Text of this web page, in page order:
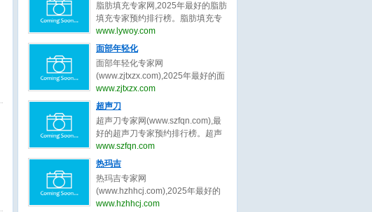
巍,王明利等关于隆胸的专家和信
息。预约咨询微信：
bianmei0528。隆胸是指通过医学
或非医学手段增大乳房体积、改善
胸部形态的外科整形技术，隆胸旨
在塑造更符合审美标准的身体曲线
并提升女性自信‌。隆胸的‌医学范
畴‌：隆胸属于医美手术，隆胸主要
针对乳房发育不良、扁平或松弛下
垂等问题，通过植入假体或移植自
体组织实现胸部形态优化‌。‌隆胸目
的‌：隆胸可以改善身体比例，增强
女性特征，满足心理及社交需
求‌。
脂肪填充专家网,2025年最好的脂肪
填充专家预约排行榜。脂肪填充专
家网，提供,曹孟君,汪新伟,刘李娜,
刘冲,李建锐,程辰,王志强,王东,鲁峰,
息。预约咨询微信：
bianmei0528。脂肪填充（自体脂
肪移植）是一种通过将自身脂肪组
织移植到需要填充的部位，以达到
塑形、修复凹陷或改善外观的美容
手术。脂肪填充是一种利用自体脂
肪移植技术，将身体其他部位（如
腹部、大腿、臀部）的脂肪抽取、
处理后，注射到需要填充的部位
（如面部、胸部、臀部等），以改
善形态、增加体积或修复缺损。脂
肪填充的手术过程为：脂肪提取、
www.lywoy.com
面部年轻化
面部年轻化专家网
(www.zjtxzx.com),2025年最好的面
部年轻化专家预约排行榜。面部年
轻化专家网，提供,杨俊,陈兵,黄寅
成,卢丙仑,蒋松林等关于面部年轻化
的专家和信息。预约咨询微信：
bianmei0528。面部年轻化是一种
通过手术或非手术手段改善面部松
弛、下垂等问题，使面部轮廓更加
紧致、年轻化的美容技术。它主要
针对因年龄增长、胶原蛋白流失、
www.zjtxzx.com
超声刀
超声刀专家网(www.szfqn.com),最
好的超声刀专家预约排行榜。超声
刀专家网，提供,常毅,汪文娟,杨芷,
肖阳,张志宇,张静,侯明波,徐鹏2,刘
息。预约咨询微信：
bianmei0528。超声刀是一种利用
超声波能量进行手术治疗的设备，
www.szfqn.com
热玛吉
热玛吉专家网
(www.hzhhcj.com),2025年最好的
热玛吉专家预约排行榜。热玛吉专
www.hzhhcj.com